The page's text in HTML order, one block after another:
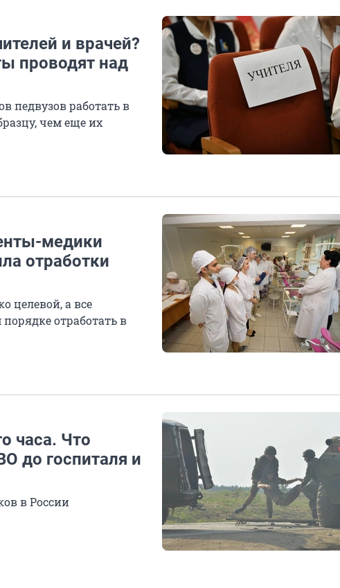
и врачей?
проводят над
педвузов работать в
чем еще их
медики
отработки
целевой, а все
отработать в
часа. Что
до госпиталя и
в России